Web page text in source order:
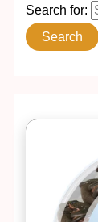
Search for: